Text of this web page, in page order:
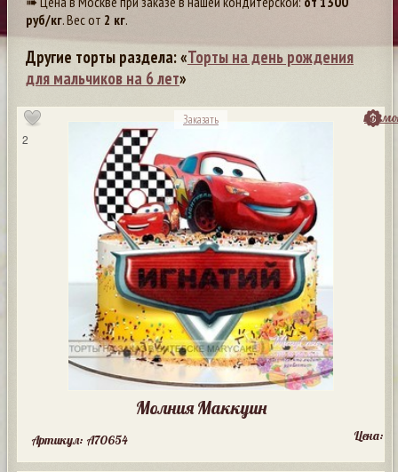
руб/кг. Вес от 2 кг.
Другие торты раздела: «Торты на день рождения
для мальчиков на 6 лет»
2
Заказать
Молния Маккуин
Артикул: A70654 Цена: